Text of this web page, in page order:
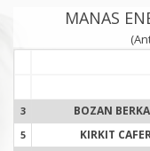
MANAS
3 BOZAN
5 KIRKIT